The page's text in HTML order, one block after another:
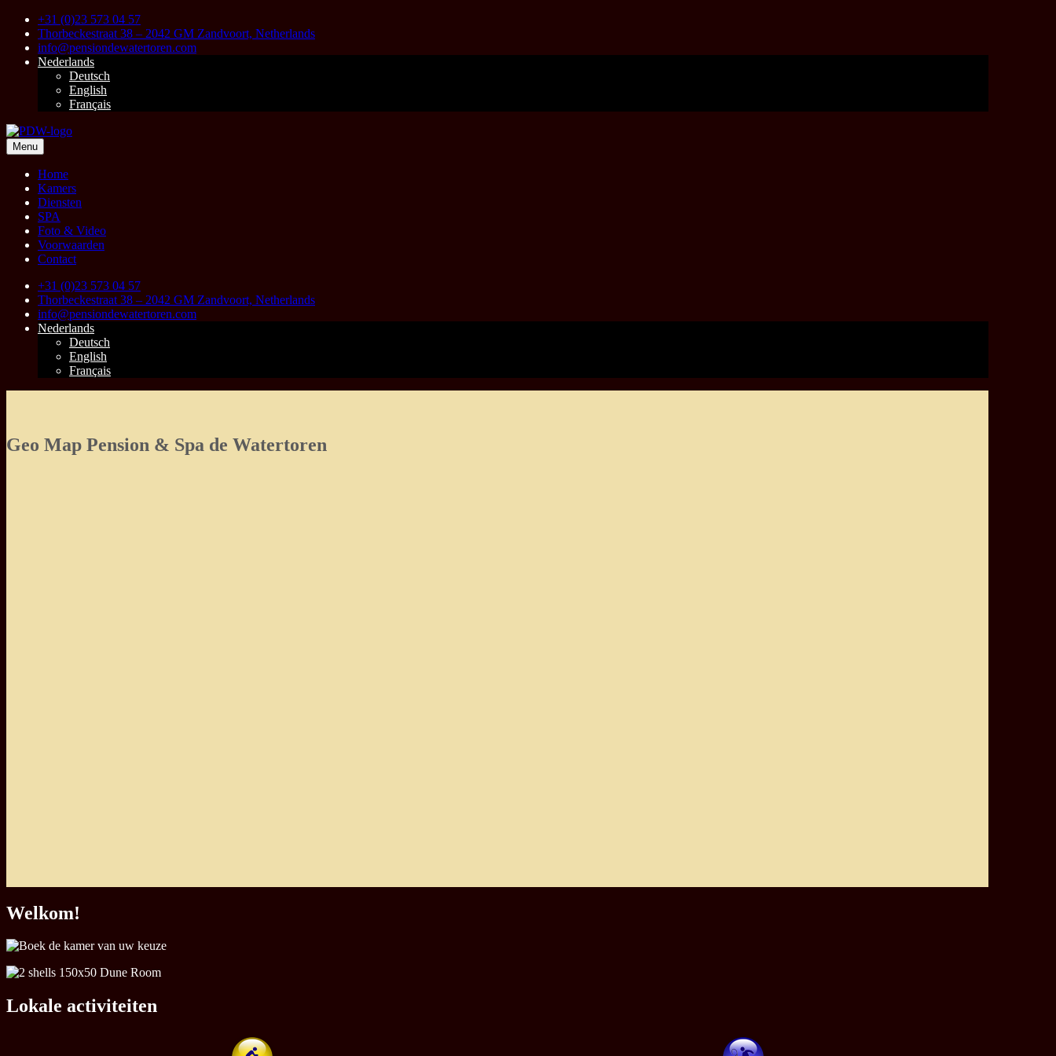
Skip
content
+31 (0)23 573 04 57
Thorbeckestraat 38 – 2042 GM Zandvoort, Netherlands
info@pensiondewatertoren.com
Nederlands
Deutsch
English
Français
Pension & Spa de Watertoren
Zandvoort aan Zee
Menu
Home
Kamers
Diensten
SPA
Foto & Video
Voorwaarden
Contact
+31 (0)23 573 04 57
Thorbeckestraat 38 – 2042 GM Zandvoort, Netherlands
info@pensiondewatertoren.com
Nederlands
Deutsch
English
Français
Geo Map Pension & Spa de Watertoren
Welkom!
Lokale activiteiten